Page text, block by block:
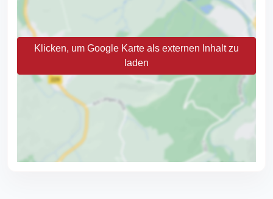
Klicken, um Google Karte als externen Inhalt zu
laden